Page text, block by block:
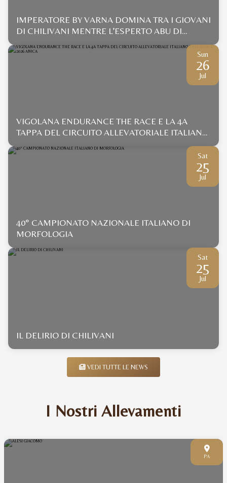
IMPERATORE BY VARNA DOMINA TRA I GIOVANI
DI CHILIVANI MENTRE L’ESPERTO ABU DI
GALLURA SI IMPONE CON UN DISTACCO... DA
COCCOLE
Sun
26
Jul
VIGOLANA ENDURANCE THE RACE E LA 4A
TAPPA DEL CIRCUITO ALLEVATORIALE ITALIANO
Sat
25
Jul
40° CAMPIONATO NAZIONALE ITALIANO DI
MORFOLOGIA
Sat
25
Jul
IL DELIRIO DI CHILIVANI
VEDI TUTTE LE NEWS
I Nostri Allevamenti
PA